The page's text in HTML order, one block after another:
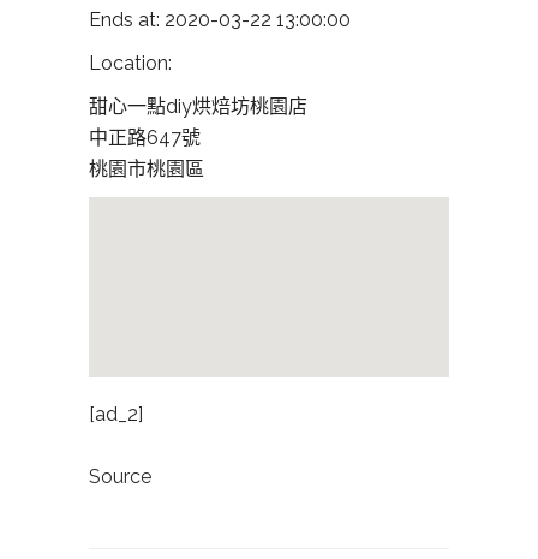
Ends at: 2020-03-22 13:00:00
Location:
甜心一點diy烘焙坊桃園店
中正路647號
桃園市桃園區
[ad_2]
Source